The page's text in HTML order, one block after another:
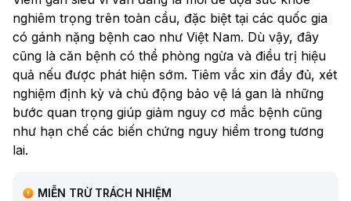
nghiêm trọng trên toàn cầu, đặc biệt tại các quốc gia
có gánh nặng bệnh cao như Việt Nam. Dù vậy, đây
cũng là căn bệnh có thể phòng ngừa và điều trị hiệu
quả nếu được phát hiện sớm. Tiêm vắc xin đầy đủ, xét
nghiệm định kỳ và chủ động bảo vệ lá gan là những
bước quan trọng giúp giảm nguy cơ mắc bệnh cũng
như hạn chế các biến chứng nguy hiểm trong tương
lai.
MIỄN TRỪ TRÁCH NHIỆM